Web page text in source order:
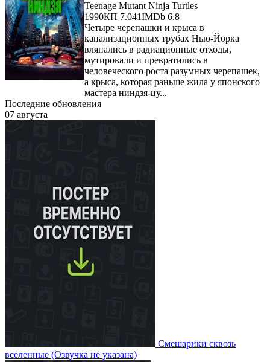
Teenage Mutant Ninja Turtles
1990КП 7.041IMDb 6.8
Четыре черепашки и крыса в
канализационных трубах Нью-Йорка
вляпались в радиационные отходы,
мутировали и превратились в
человеческого роста разумных черепашек,
а крыса, которая раньше жила у японского
мастера ниндзя-цу...
Последние обновления
07 августа
Смешарики сквозь
вселенные (Озвучка не указана)